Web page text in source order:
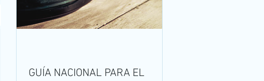
GUÍA NACIONAL PARA EL